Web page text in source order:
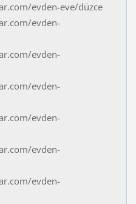
evden-eve/düzce
evden-
evden-
evden-
evden-
evden-
evden-